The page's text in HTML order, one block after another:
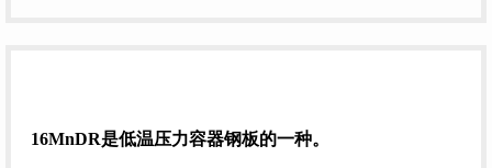
16MnDR是低温压力容器钢板的一种。